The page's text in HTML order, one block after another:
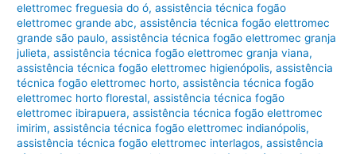
elettromec freguesia do ó,assistência técnica fogão
elettromec grande abc,assistência técnica fogão elettromec
grande são paulo,assistência técnica fogão elettromec granja
julieta,assistência técnica fogão elettromec granja viana,
assistência técnica fogão elettromec higienópolis,assistência
técnica fogão elettromec horto,assistência técnica fogão
elettromec horto florestal,assistência técnica fogão
elettromec ibirapuera,assistência técnica fogão elettromec
imirim,assistência técnica fogão elettromec indianópolis,
assistência técnica fogão elettromec interlagos,assistência